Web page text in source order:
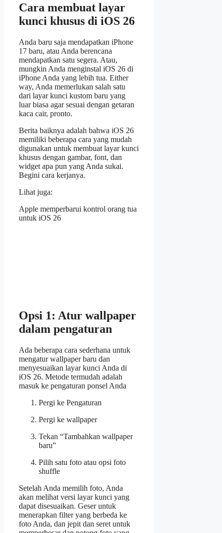
Cara membuat layar
kunci khusus di iOS 26
Anda baru saja mendapatkan iPhone
17 baru, atau Anda berencana
mendapatkan satu segera. Atau,
mungkin Anda menginstal iOS 26 di
iPhone Anda yang lebih tua. Either
way, Anda memerlukan salah satu
dari layar kunci kustom baru yang
luar biasa agar sesuai dengan getaran
kaca cair, pronto.
Berita baiknya adalah bahwa iOS 26
memiliki beberapa cara yang mudah
digunakan untuk membuat layar kunci
khusus dengan gambar, font, dan
widget apa pun yang Anda sukai.
Begini cara kerjanya.
Lihat juga:
Apple memperbarui kontrol orang tua
untuk iOS 26
Opsi 1: Atur wallpaper
dalam pengaturan
Ada beberapa cara sederhana untuk
mengatur wallpaper baru dan
menyesuaikan layar kunci Anda di
iOS 26. Metode termudah adalah
masuk ke pengaturan ponsel Anda
Pergi ke Pengaturan
Pergi ke wallpaper
Tekan “Tambahkan wallpaper
baru”
Pilih satu foto atau opsi foto
shuffle
Setelah Anda memilih foto, Anda
akan melihat versi layar kunci yang
dapat disesuaikan. Geser untuk
menerapkan filter yang berbeda ke
foto Anda, dan jepit dan seret untuk